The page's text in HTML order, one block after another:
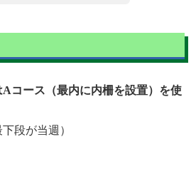
コース（最内に内柵を設置）を使
段が当週）